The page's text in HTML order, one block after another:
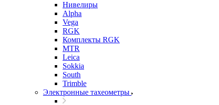
Нивелиры
Alpha
Vega
RGK
Комплекты RGK
MTR
Leica
Sokkia
South
Trimble
Электронные тахеометры